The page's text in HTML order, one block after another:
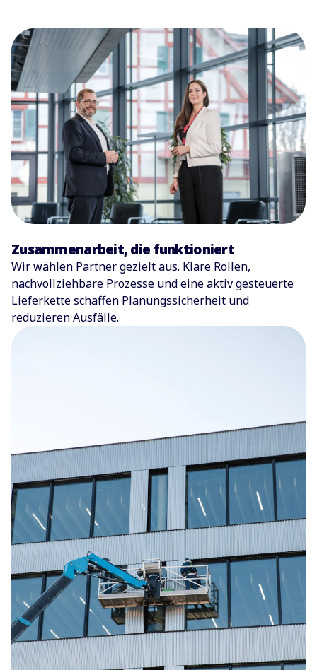
Zusammenarbeit, die funktioniert
Wir wählen Partner gezielt aus. Klare Rollen,
nachvollziehbare Prozesse und eine aktiv gesteuerte
Lieferkette schaffen Planungssicherheit und
reduzieren Ausfälle.